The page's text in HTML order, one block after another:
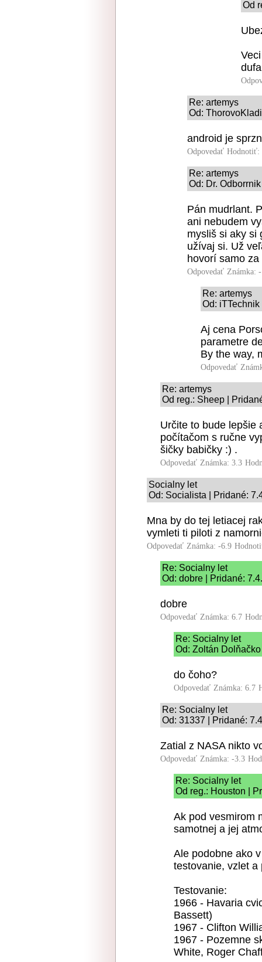
Od
Re: artemys
Od:
android je
Odpovedať Hodnotiť:
Re: artemys
Od: Dr.
Pán mudrlant.
ani nebudem
mysliš si aky si
užívaj si. Už
hovorí samo za
Odpovedať Známka:
Re: artemys
Od:
Aj cena
parametre
By the way,
Odpovedať
Re: artemys
Od reg.: Sheep |
Určite to bude lepšie
počítačom s ručne
šičky babičky :) .
Odpovedať Známka: 3.3
Socialny let
Od: Socialista | Pridané:
Mna by do tej letiacej
vymleti ti piloti z
Odpovedať Známka: -6.9
Re: Socialny let
Od: dobre | Pridané:
dobre
Odpovedať Známka: 6.7
Re: Socialny let
Od: Zoltán
do čoho?
Odpovedať Známka: 6.7
Re: Socialny let
Od: 31337 | Pridané:
Zatial z NASA nikto
Odpovedať Známka: -3.3
Re: Socialny let
Od reg.: Houston |
Ak pod vesmirom
samotnej a jej
Ale podobne ako
testovanie, vzlet a
Testovanie:
1966 - Havaria
Bassett)
1967 - Clifton
1967 - Pozemne
White, Roger